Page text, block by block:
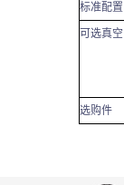
标准配置
可选真空
选购件